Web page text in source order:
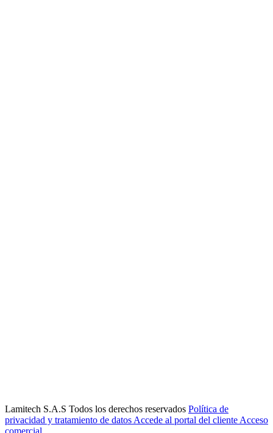
Lamitech S.A.S Todos los derechos reservados Política de
privacidad y tratamiento de datos Accede al portal del cliente Acceso
comercial